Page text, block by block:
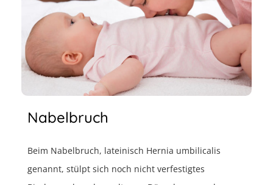
Nabelbruch
Beim Nabelbruch, lateinisch Hernia umbilicalis
genannt, stülpt sich noch nicht verfestigtes